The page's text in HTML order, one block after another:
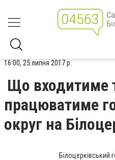
16:00, 25 липня 2017 р.
Що входитиме
працюватиме
округ на
Білоцерківський